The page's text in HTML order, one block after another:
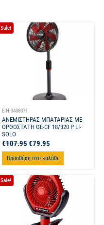
Sale!
EIN-3408071
ΑΝΕΜΙΣΤΗΡΑΣ ΜΠΑΤΑΡΙΑΣ ΜΕ
ΟΡΘΟΣΤΑΤΗ GE-CF 18/320 P LI-
SOLO
€107.95€79.95
Προσθήκη στο καλάθι
Sale!